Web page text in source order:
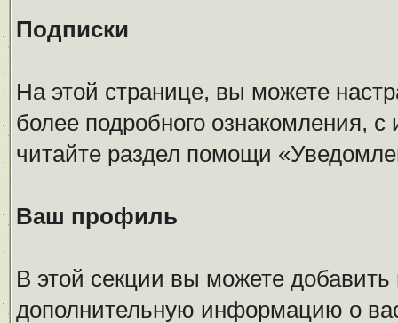
Подписки
На этой странице, вы можете
более подробного ознакомления,
читайте раздел помощи
Ваш профиль
В этой секции вы можете
дополнительную информацию о